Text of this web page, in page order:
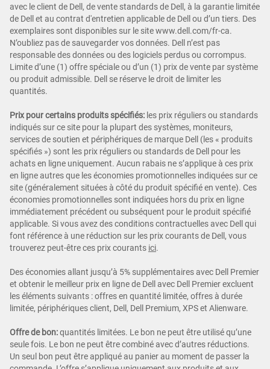
avec le client de Dell, de vente standards de Dell, à la garantie limitée
de Dell et au contrat d'entretien applicable de Dell ou d’un tiers. Des
exemplaires sont disponibles sur le site www.dell.com/fr-ca.
N’oubliez pas de sauvegarder vos données. Dell n’est pas
responsable des données ou des logiciels perdus ou corrompus.
Limite d’une (1) offre spéciale ou d’un (1) prix de vente par système
ou produit admissible. Dell se réserve le droit de limiter les
quantités.
Prix pour certains produits spécifiés: les prix réguliers ou standards
indiqués sur ce site pour la plupart des systèmes, moniteurs,
services de soutien et périphériques de marque Dell (les « produits
spécifiés ») sont les prix réguliers ou standards de Dell pour les
achats en ligne uniquement. Aucun rabais ne s’applique à ces prix
en ligne autres que les économies promotionnelles indiquées sur ce
site (généralement situées à côté du produit spécifié en vente). Ces
économies promotionnelles sont indiquées hors du prix en ligne
immédiatement précédent ou subséquent pour le produit spécifié
applicable. Si vous avez des conditions contractuelles avec Dell qui
font référence à une réduction sur les prix courants de Dell, vous
trouverez peut-être ces prix courants ici.
Des économies allant jusqu’à 5% supplémentaires avec Dell Premier
et obtenir le meilleur prix en ligne de Dell avec Dell Premier excluent
les éléments suivants : offres en quantité limitée, offres à durée
limitée, périphériques client, Dell, Dell Premium, XPS et Alienware.
Offre de bon:quantités limitées. Le bon ne peut être utilisé qu’une
seule fois. Le bon ne peut être combiné avec d’autres réductions.
Un seul bon peut être appliqué au panier au moment de passer la